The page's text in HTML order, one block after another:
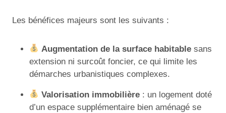
Les bénéfices majeurs sont les suivants :
Augmentation de la surface habitable sans
extension ni surcoût foncier, ce qui limite les
démarches urbanistiques complexes.
Valorisation immobilière : un logement doté
d’un espace supplémentaire bien aménagé se